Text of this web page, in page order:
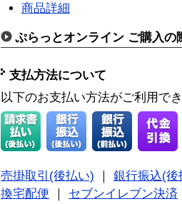
商品詳細
ぷらっとオンライン ご購入の
支払方法について
以下のお支払い方法がご利用で
売掛取引(後払い)
銀行振込(後
換宅配便
セブンイレブン決済